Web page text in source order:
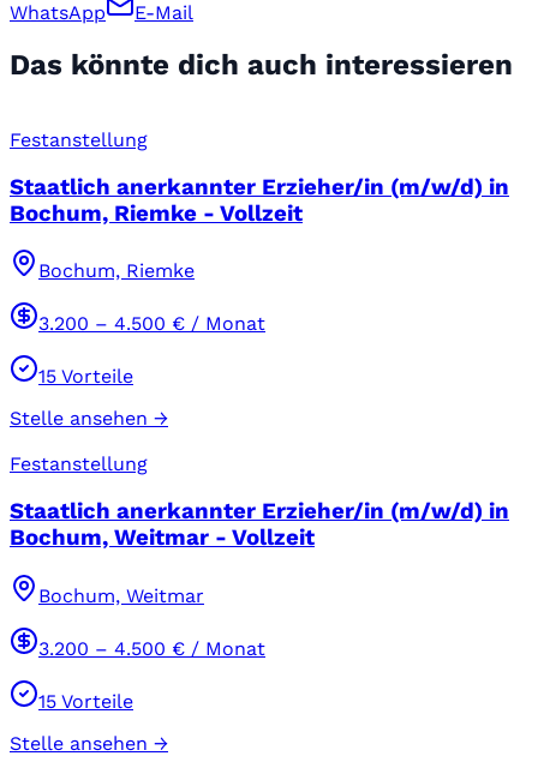
WhatsApp E-Mail
Das könnte dich auch interessieren
Festanstellung
Staatlich anerkannter Erzieher/in (m/w/d) in
Bochum, Riemke - Vollzeit
Bochum, Riemke
3.200 – 4.500 € / Monat
15 Vorteile
Stelle ansehen →
Festanstellung
Staatlich anerkannter Erzieher/in (m/w/d) in
Bochum, Weitmar - Vollzeit
Bochum, Weitmar
3.200 – 4.500 € / Monat
15 Vorteile
Stelle ansehen →